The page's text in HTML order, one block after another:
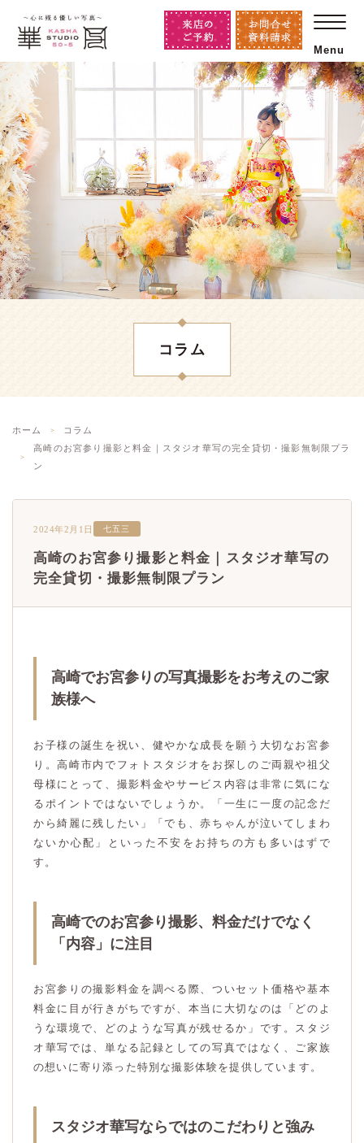
Menu
コラム
ホーム
コラム
高崎のお宮参り撮影と料金｜スタジオ華写の完全貸切・撮影無制限プラ
ン
2024年2月1日 七五三
高崎のお宮参り撮影と料金｜スタジオ華写の
完全貸切・撮影無制限プラン
高崎でお宮参りの写真撮影をお考えのご家
族様へ
お子様の誕生を祝い、健やかな成長を願う大切なお宮参
り。高崎市内でフォトスタジオをお探しのご両親や祖父
母様にとって、撮影料金やサービス内容は非常に気にな
るポイントではないでしょうか。「一生に一度の記念だ
から綺麗に残したい」「でも、赤ちゃんが泣いてしまわ
ないか心配」といった不安をお持ちの方も多いはずで
す。
高崎でのお宮参り撮影、料金だけでなく
「内容」に注目
お宮参りの撮影料金を調べる際、ついセット価格や基本
料金に目が行きがちですが、本当に大切なのは「どのよ
うな環境で、どのような写真が残せるか」です。スタジ
オ華写では、単なる記録としての写真ではなく、ご家族
の想いに寄り添った特別な撮影体験を提供しています。
スタジオ華写ならではのこだわりと強み